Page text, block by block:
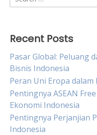
for:
Recent Posts
Pasar Global: Peluang
Bisnis Indonesia
Peran Uni Eropa
Pentingnya ASEAN
Ekonomi Indonesia
Pentingnya Perjanjian
Indonesia